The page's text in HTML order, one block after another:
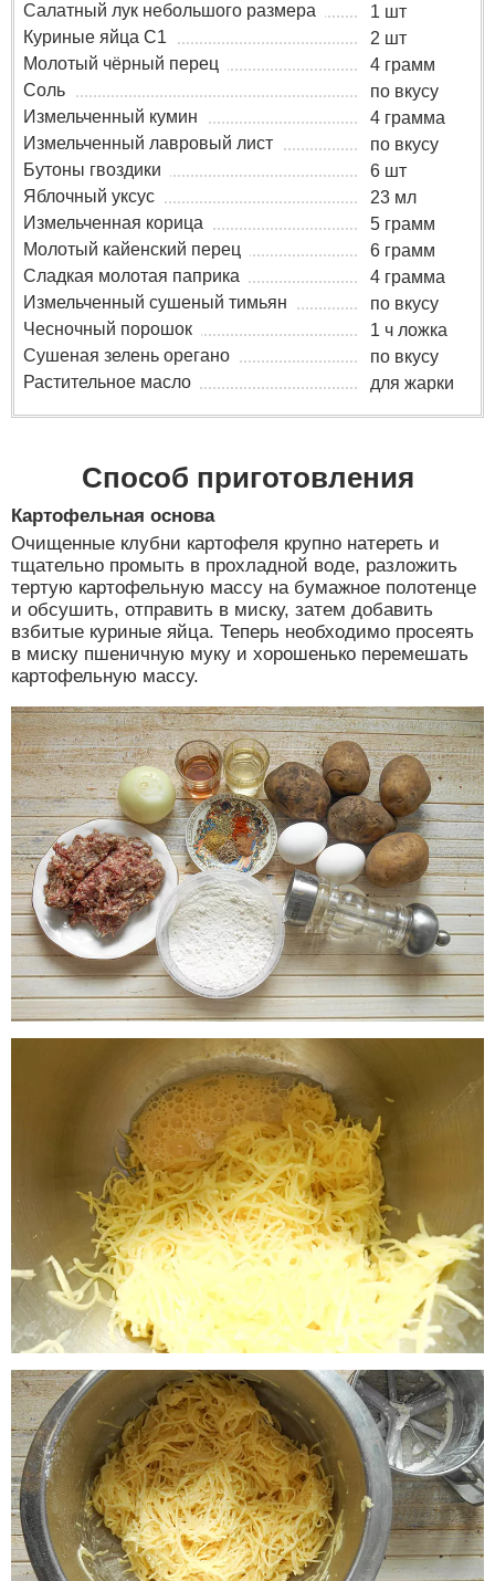
Салатный лук небольшого размера
1 шт
Куриные яйца C1
2 шт
Молотый чёрный перец
4 грамм
Соль
по вкусу
Измельченный кумин
4 грамма
Измельченный лавровый лист
по вкусу
Бутоны гвоздики
6 шт
Яблочный уксус
23 мл
Измельченная корица
5 грамм
Молотый кайенский перец
6 грамм
Сладкая молотая паприка
4 грамма
Измельченный сушеный тимьян
по вкусу
Чесночный порошок
1 ч ложка
Сушеная зелень орегано
по вкусу
Растительное масло
для жарки
Способ приготовления
Картофельная основа
Очищенные клубни картофеля крупно натереть и
тщательно промыть в прохладной воде, разложить
тертую картофельную массу на бумажное полотенце
и обсушить, отправить в миску, затем добавить
взбитые куриные яйца. Теперь необходимо просеять
в миску пшеничную муку и хорошенько перемешать
картофельную массу.